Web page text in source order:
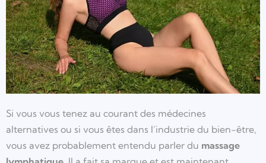
Si vous vous tenez au courant des médecines
alternatives ou si vous êtes dans l’industrie du bien-être,
vous avez probablement entendu parler du massage